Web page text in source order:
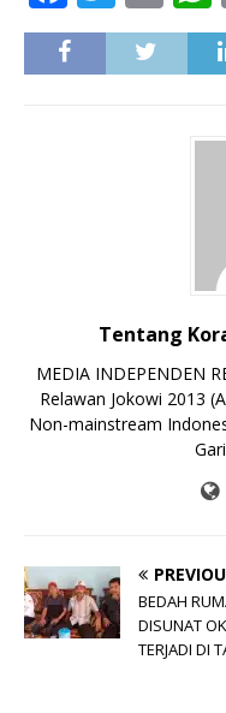
a
c
w
it
m
ai
Tentang
MEDIA INDEPENDEN
Relawan Jokowi 2013
Non-mainstream
BEDAH
DISUNAT
TERJADI DI